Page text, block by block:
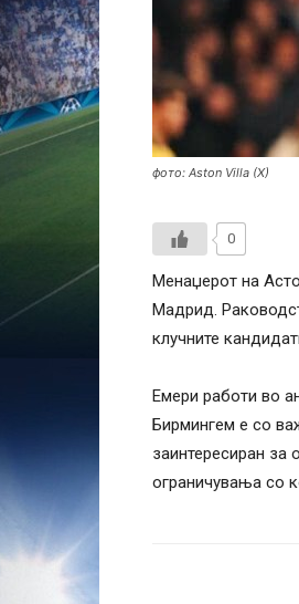
фото: Aston Villa (X)
0
Менаџерот на
Мадрид.
клучните
Емери работи во
Бирмингем е со
заинтересиран за
ограничувања со